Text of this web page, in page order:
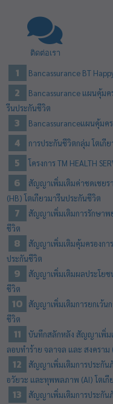
ติดต่อเรา
Bancassurance BT
Bancassurance แผนคุ้มค
รีนประกันชีวิต
Bancassuranceแผนคุ้มค
การประกันชีวิตกลุ่ม โตเกี
โครงการ TM HEALTH
สัญญาเพิ่มเติมค่าชดเชยร
(HB) โตเกียวมารีนประกันชีวิต
สัญญาเพิ่มเติมการรักษาพ
ชีวิต
สัญญาเพิ่มเติมคุ้มครองกา
ประกันชีวิต
สัญญาเพิ่มเติมผลประโยช
ชีวิต
สัญญาเพิ่มเติมการยกเว้นก
ชีวิต
บันทึกสลักหลัง สัญญาเพิ่ม
ลอบทำร้าย จลาจล และ สงคราม
สัญญาเพิ่มเติมการประกัน
อวัยวะ และทุพพลภาพ (AI) โตเกี
สัญญาเพิ่มเติมการประกัน